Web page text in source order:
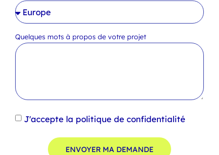
Quelques mots à propos de votre projet
J'accepte la politique de confidentialité
ENVOYER MA DEMANDE